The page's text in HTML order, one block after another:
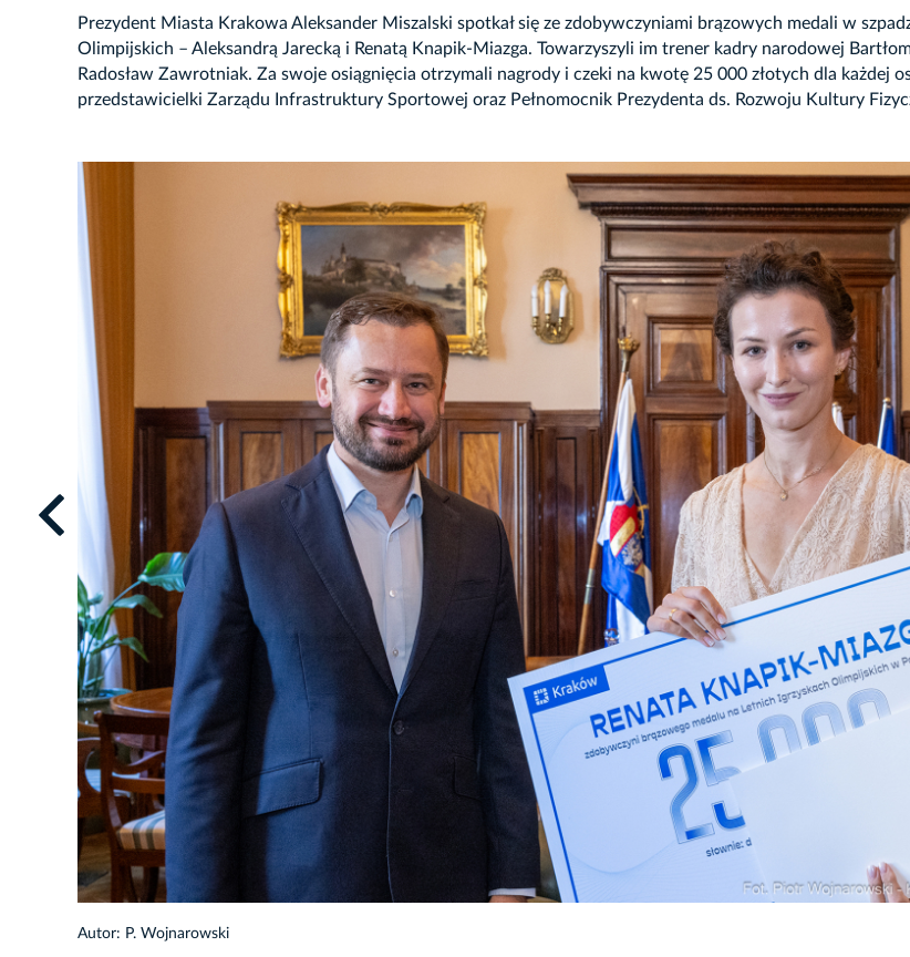
Prezydent Miasta Krakowa Aleksander Miszalski spotkał się ze zdobywczyniami brązowych medali w
Olimpijskich – Aleksandrą Jarecką i Renatą Knapik-Miazga. Towarzyszyli im trener kadry narodowej
Radosław Zawrotniak. Za swoje osiągnięcia otrzymali nagrody i czeki na kwotę 25 000 złotych dla każdej
przedstawicielki Zarządu Infrastruktury Sportowej oraz Pełnomocnik Prezydenta ds. Rozwoju Kultury
Autor: P. Wojnarowski